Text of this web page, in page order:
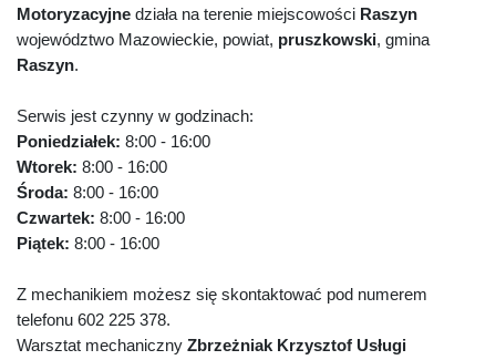
Motoryzacyjne działa na terenie miejscowości Raszyn
województwo Mazowieckie, powiat, pruszkowski, gmina
Raszyn.
Serwis jest czynny w godzinach:
Poniedziałek: 8:00 - 16:00
Wtorek: 8:00 - 16:00
Środa: 8:00 - 16:00
Czwartek: 8:00 - 16:00
Piątek: 8:00 - 16:00
Z mechanikiem możesz się skontaktować pod numerem
telefonu 602 225 378.
Warsztat mechaniczny Zbrzeżniak Krzysztof Usługi